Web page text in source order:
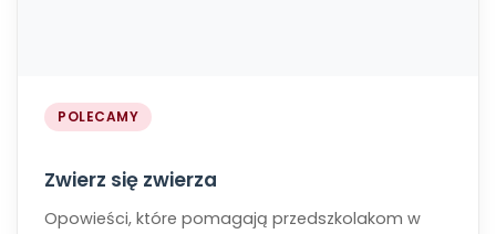
POLECAMY
Zwierz się zwierza
Opowieści, które pomagają przedszkolakom w